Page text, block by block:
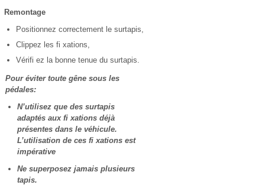
Remontage
Positionnez correctement le surtapis,
Clippez les fi xations,
Vérifi ez la bonne tenue du surtapis.
Pour éviter toute gêne sous les
pédales:
N’utilisez que des surtapis
adaptés aux fi xations déjà
présentes dans le véhicule.
L’utilisation de ces fi xations est
impérative
Ne superposez jamais plusieurs
tapis.